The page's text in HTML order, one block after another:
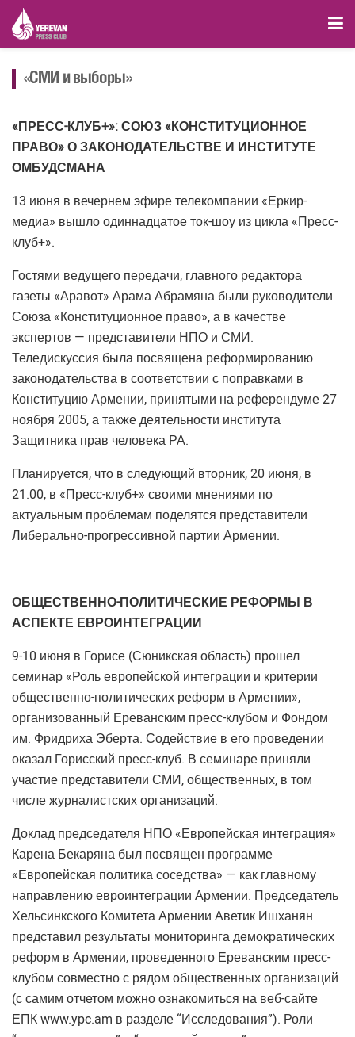
«СМИ и выборы»
«ПРЕСС-КЛУБ+»: СОЮЗ «КОНСТИТУЦИОННОЕ
ПРАВО» О ЗАКОНОДАТЕЛЬСТВЕ И ИНСТИТУТЕ
ОМБУДСМАНА
13 июня в вечернем эфире телекомпании «Еркир-
медиа» вышло одиннадцатое ток-шоу из цикла «Пресс-
клуб+».
Гостями ведущего передачи, главного редактора
газеты «Аравот» Арама Абрамяна были руководители
Союза «Конституционное право», а в качестве
экспертов — представители НПО и СМИ.
Теледискуссия была посвящена реформированию
законодательства в соответствии с поправками в
Конституцию Армении, принятыми на референдуме 27
ноября 2005, а также деятельности института
Защитника прав человека РА.
Планируется, что в следующий вторник, 20 июня, в
21.00, в «Пресс-клуб+» своими мнениями по
актуальным проблемам поделятся представители
Либерально-прогрессивной партии Армении.
ОБЩЕСТВЕННО-ПОЛИТИЧЕСКИЕ РЕФОРМЫ В
АСПЕКТЕ ЕВРОИНТЕГРАЦИИ
9-10 июня в Горисе (Сюникская область) прошел
семинар «Роль европейской интеграции и критерии
общественно-политических реформ в Армении»,
организованный Ереванским пресс-клубом и Фондом
им. Фридриха Эберта. Содействие в его проведении
оказал Горисский пресс-клуб. В семинаре приняли
участие представители СМИ, общественных, в том
числе журналистских организаций.
Доклад председателя НПО «Европейская интеграция»
Карена Бекаряна был посвящен программе
«Европейская политика соседства» — как главному
направлению евроинтеграции Армении. Председатель
Хельсинкского Комитета Армении Аветик Ишханян
представил результаты мониторинга демократических
реформ в Армении, проведенного Ереванским пресс-
клубом совместно с рядом общественных организаций
(с самим отчетом можно ознакомиться на веб-сайте
ЕПК www.ypc.am в разделе “Исследования”). Роли